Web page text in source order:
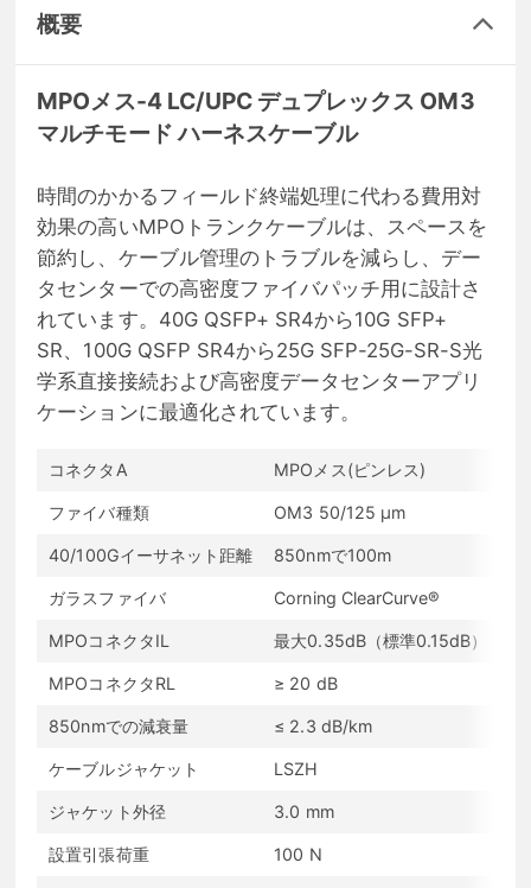
概要
MPOメス-4 LC/UPC デュプレックス OM3
マルチモード ハーネスケーブル
時間のかかるフィールド終端処理に代わる費用対
効果の高いMPOトランクケーブルは、スペースを
節約し、ケーブル管理のトラブルを減らし、デー
タセンターでの高密度ファイバパッチ用に設計さ
れています。40G QSFP+ SR4から10G SFP+
SR、100G QSFP SR4から25G SFP-25G-SR-S光
学系直接接続および高密度データセンターアプリ
ケーションに最適化されています。
コネクタA MPOメス(ピンレス)
ファイバ種類 OM3 50/125 μm
40/100Gイーサネット距離 850nmで100m
ガラスファイバ Corning ClearCurve®
MPOコネクタIL 最大0.35dB（標準0.15dB）
MPOコネクタRL ≥ 20 dB
850nmでの減衰量 ≤ 2.3 dB/km
ケーブルジャケット LSZH
ジャケット外径 3.0 mm
設置引張荷重 100 N